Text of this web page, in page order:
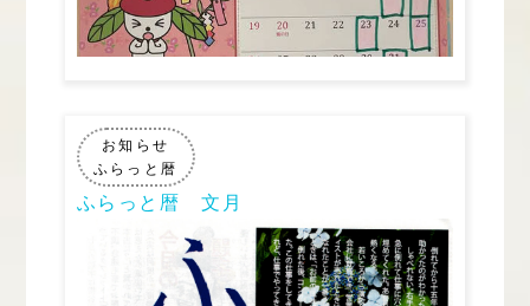
お知らせ
ふらっと暦
ふらっと暦 文月